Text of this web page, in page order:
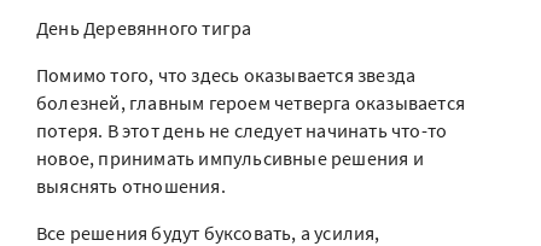
День Деревянного тигра
Помимо того, что здесь оказывается звезда
болезней, главным героем четверга оказывается
потеря. В этот день не следует начинать что-то
новое, принимать импульсивные решения и
выяснять отношения.
Все решения будут буксовать, а усилия,